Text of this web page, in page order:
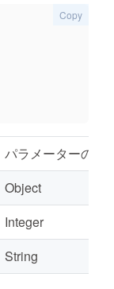
Copy
パラメーターの種
Object
Integer
String